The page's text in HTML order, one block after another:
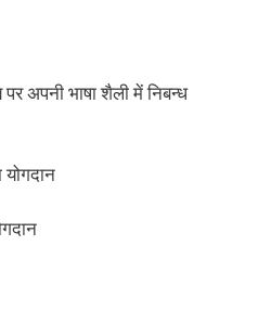
अपनी भाषा शैली में निबन्ध
योगदान